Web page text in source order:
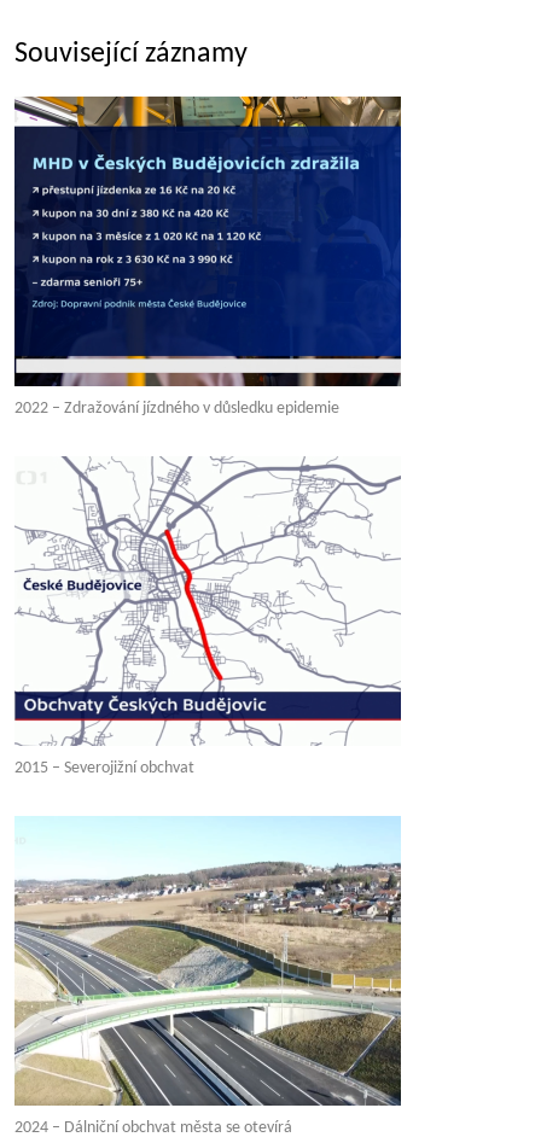
Související záznamy
2022 – Zdražování jízdného v důsledku epidemie
2015 – Severojižní obchvat
2024 – Dálniční obchvat města se otevírá